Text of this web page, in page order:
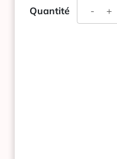
Quantité +
de
-